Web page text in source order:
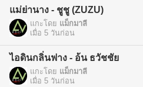
แม่ย่านาง - ชูชู (ZUZU)
แกะโดย แม็กมาลี
เมื่อ 5 วันก่อน
ไอดินกลิ่นฟาง - อ้น ธวัชชัย
แกะโดย แม็กมาลี
เมื่อ 5 วันก่อน